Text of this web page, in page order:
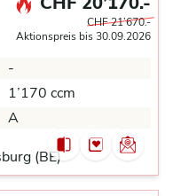
CHF 21’670.-
Aktionspreis bis 30.09.2026
-
1’170 ccm
A
(BE)